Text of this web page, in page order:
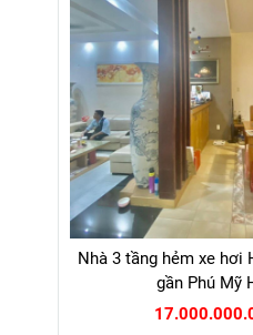
Nhà 3 tầng hẻm xe hơi
gần Phú Mỹ